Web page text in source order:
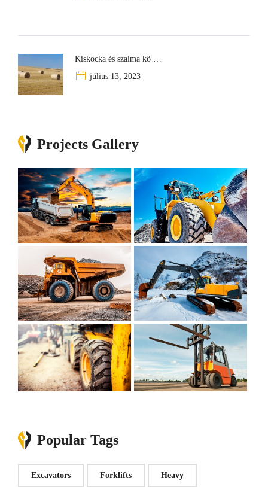
Kiskocka és szalma kö …
július 13, 2023
Projects Gallery
Popular Tags
Excavators Forklifts Heavy